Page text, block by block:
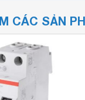
CÁC SẢN